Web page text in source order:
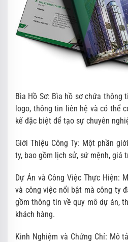
Bìa Hồ Sơ: Bìa hồ sơ chứa thông
logo, thông tin liên hệ và có thể
kế đặc biệt để tạo sự chuyên
Giới Thiệu Công Ty: Một phần
ty, bao gồm lịch sử, sứ mệnh, giá
Dự Án và Công Việc Thực Hiện:
và công việc nổi bật mà công ty
gồm thông tin về quy mô dự án,
khách hàng.
Kinh Nghiệm và Chứng Chỉ: Mô